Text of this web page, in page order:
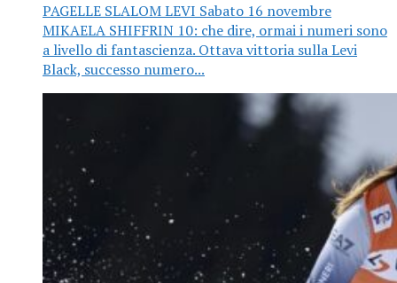
PAGELLE SLALOM LEVI Sabato 16 novembre
MIKAELA SHIFFRIN 10: che dire, ormai i numeri sono
a livello di fantascienza. Ottava vittoria sulla Levi
Black, successo numero...